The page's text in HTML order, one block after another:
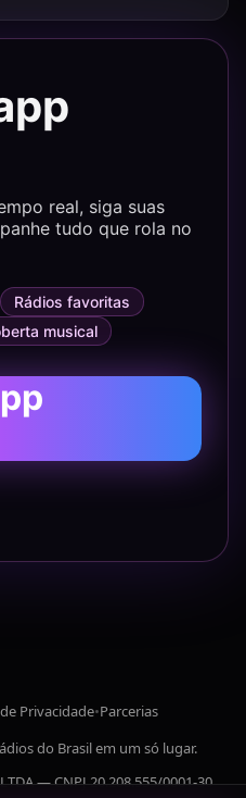
real, siga suas
tudo que rola no
Rádios favoritas
musical
Privacidade•Parcerias
do Brasil em um só lugar.
— CNPJ 20.208.555/0001-30